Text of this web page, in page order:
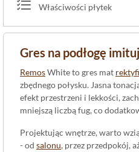
Właściwości płytek
Gres na podłogę
RemosWhite to gres mat
zbędnego połysku. Jasna
efekt przestrzeni i lekkości,
mniejszą liczbą fug, co
Projektując wnętrze, warto
- od salonu, przez przedpokój,